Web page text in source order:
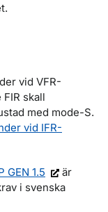
vid VFR-
skall
med mode-S.
vid IFR-
GEN 1.5
är
i svenska